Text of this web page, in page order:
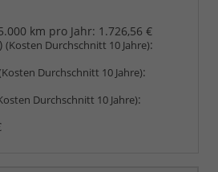
km pro Jahr: 1.726,56 €
(Kosten Durchschnitt 10 Jahre):
Durchschnitt 10 Jahre):
Durchschnitt 10 Jahre):